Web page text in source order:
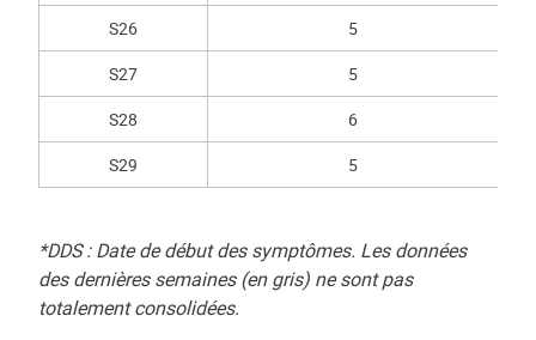
S26
5
S27
5
S28
6
S29
5
*DDS : Date de début des symptômes. Les données
des dernières semaines (en gris) ne sont pas
totalement consolidées.